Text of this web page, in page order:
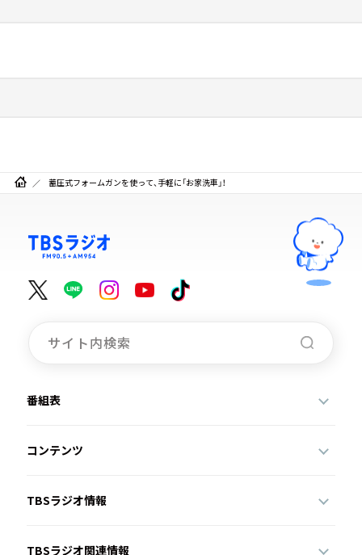
蓄圧式フォームガンを使って、手軽に「お家洗車」！
番組表
コンテンツ
TBSラジオ情報
TBSラジオ関連情報